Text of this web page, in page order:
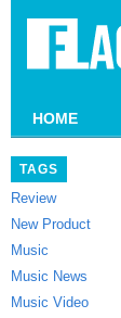
HOME
TAGS
Review
New Product
Music
Music News
Music Video